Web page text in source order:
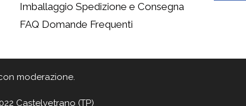
Imballaggio Spedizione e Consegna
FAQ Domande Frequenti
moderazione.
Castelvetrano (TP)